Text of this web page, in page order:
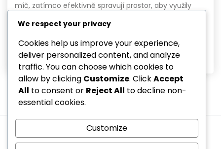
míč, zatímco efektivně spravují prostor, aby využily
přechody mezi útokem a obranou, čímž zvyšuje
celkovou hru a taktické flexibilitu. […]
Read More
1
Uživatelská smlouva Náš příběh
Kontaktujte nás
Předvolby cookies
Zásady ochrany dat
We respect your privacy
Cookies help us improve your experience,
deliver personalized content, and analyze
traffic. You can choose which cookies to
allow by clicking Customize. ClickAccept
All to consent or Reject All to decline non-
essential cookies.
Customize